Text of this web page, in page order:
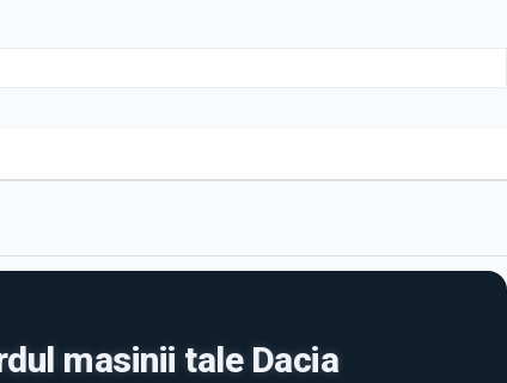
masinii tale Dacia